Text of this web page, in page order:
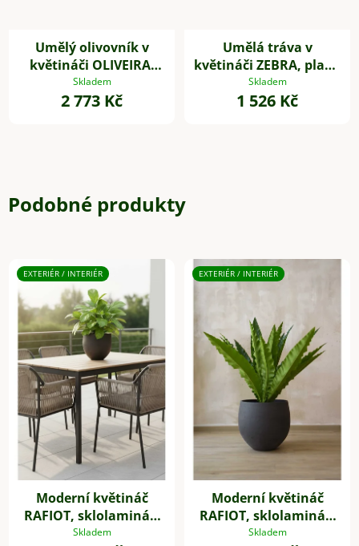
Umělý olivovník v
květináči OLIVEIRA,
plast, výška 60 cm
Skladem
2 773 Kč
Umělá tráva v
květináči ZEBRA, plast,
výška 80 cm, zelená
Skladem
1 526 Kč
Podobné produkty
EXTERIÉR / INTERIÉR
Moderní květináč
RAFIOT, sklolaminát,
výška 21 cm, antracit
Skladem
EXTERIÉR / INTERIÉR
Moderní květináč
RAFIOT, sklolaminát,
výška 35 cm, antracit
Skladem